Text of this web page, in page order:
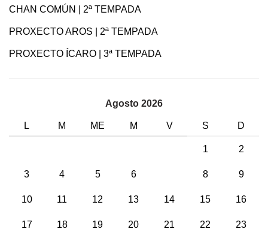
CHAN COMÚN | 2ª TEMPADA
PROXECTO AROS | 2ª TEMPADA
PROXECTO ÍCARO | 3ª TEMPADA
Agosto 2026
L M ME M V S D
1 2
3 4 5 6 8 9
10 11 12 13 14 15 16
17 18 19 20 21 22 23